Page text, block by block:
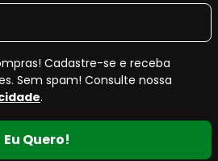
Cadastre-se e receba
Sem spam! Consulte nossa
.
Eu Quero!